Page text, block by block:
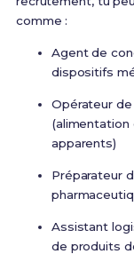
comme :
Agent de
dispositifs
Opérateur
(alimentation
apparents)
Préparateur
Assistant
de produits